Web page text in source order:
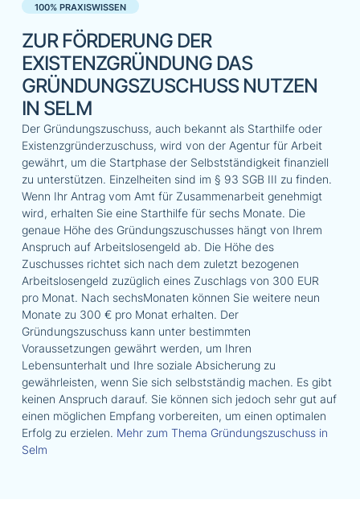
100% PRAXISWISSEN
ZUR FÖRDERUNG DER
EXISTENZGRÜNDUNG DAS
GRÜNDUNGSZUSCHUSS NUTZEN
IN SELM
Der Gründungszuschuss, auch bekannt als Starthilfe oder
Existenzgründerzuschuss, wird von der Agentur für Arbeit
gewährt, um die Startphase der Selbstständigkeit finanziell
zu unterstützen. Einzelheiten sind im § 93 SGB III zu finden.
Wenn Ihr Antrag vom Amt für Zusammenarbeit genehmigt
wird, erhalten Sie eine Starthilfe für sechs Monate. Die
genaue Höhe des Gründungszuschusses hängt von Ihrem
Anspruch auf Arbeitslosengeld ab. Die Höhe des
Zuschusses richtet sich nach dem zuletzt bezogenen
Arbeitslosengeld zuzüglich eines Zuschlags von 300 EUR
pro Monat. Nach sechsMonaten können Sie weitere neun
Monate zu 300 € pro Monat erhalten. Der
Gründungszuschuss kann unter bestimmten
Voraussetzungen gewährt werden, um Ihren
Lebensunterhalt und Ihre soziale Absicherung zu
gewährleisten, wenn Sie sich selbstständig machen. Es gibt
keinen Anspruch darauf. Sie können sich jedoch sehr gut auf
einen möglichen Empfang vorbereiten, um einen optimalen
Erfolg zu erzielen. Mehr zum Thema Gründungszuschuss in
Selm